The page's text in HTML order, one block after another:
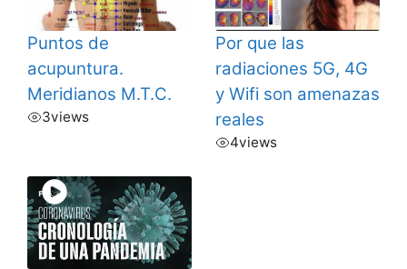
Puntos de
acupuntura.
Meridianos M.T.C.
3views
Por que las
radiaciones 5G, 4G
y Wifi son amenazas
reales
4views